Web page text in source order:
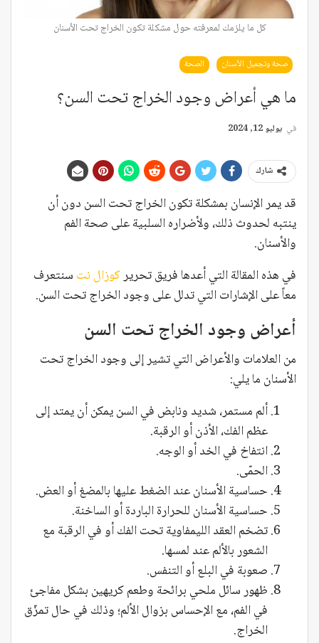
كل ما يلزمك لمعرفته حول مشكلة تكون الخراج تحت الأسنان
صحة وتجميل الأسنان الصحة
ما هي أعراض وجود الخراج تحت السن؟
في يوليو 12, 2024
شارك
قد يمر الإنسان بمشكلة تكون الخراج تحت السن دون أن
ينتبه لحدوث ذلك، ولأضراره السلبية على صحة الفم
والأسنان.
في هذه المقالة التي أعدها فريق تحريركوزال نت سنتعرف
معاً على الإشارات التي تدلل على وجود الخراج تحت السن.
أعراض وجود الخراج تحت السن
من العلامات والأعراض التي تشير إلى وجود الخراج تحت
الأسنان ما يلي:
ألم مستمر، شديد ونابض في السن يمكن أن يمتد إلى
عظم الفك، الأذن أو الرقبة.
انتفاخ في الخد أو الوجه.
الحمّى.
حساسية الأسنان عند الضغط عليها بالمضغ أو العض.
حساسية الأسنان للحرارة الباردة أو الساخنة.
تضخم العقد الليمفاوية تحت الفك أو في الرقبة مع
الشعور بالألم عند لمسها.
صعوبة في البلع أو التنفس.
ظهور سائل ملحي برائحة وطعم كريهين بشكل مفاجئ
في الفم، مع الإحساس بزوال الألم؛ وذلك في حال تمزّق
الخراج.